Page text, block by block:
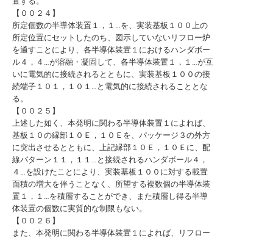
【００２４】
所定個数の半導体装置１，１…を、実装基板１００上の
所定位置にセットしたのち、図示していないリフロー炉
を通すことにより、各半導体装置１におけるハンダボー
ル４，４…が溶融・凝固して、各半導体装置１，１…が互
いに電気的に接続されるとともに、実装基板１００の接
続端子１０１，１０１…と電気的に接続されることとな
る。
【００２５】
上述した如く、本発明に関わる半導体装置１によれば、
基板１０の縁部１０Ｅ，１０Ｅを、パッケージ３の外方
に突出させるとともに、上記縁部１０Ｅ，１０Ｅに、配
線パターン１１，１１…と接続されるハンダボール４，
４…を設けたことにより、実装基板１００に対する載置
面積の増大を伴うことなく、所望する複数個の半導体装
置１，１…を積層することができ、また積層し得る半導
体装置の個数に実質的な制限もない。
【００２６】
また、本発明に関わる半導体装置１によれば、リフロー